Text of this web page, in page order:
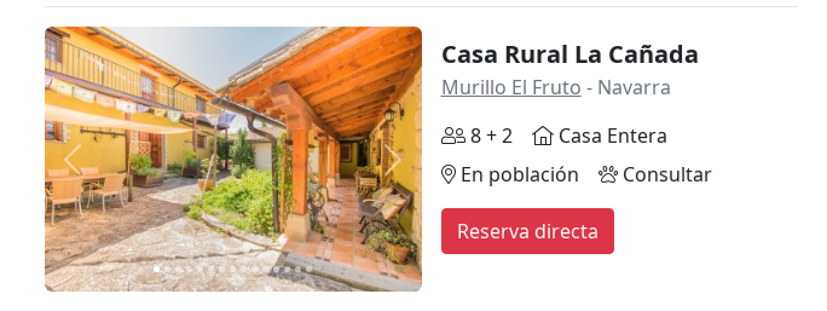
Anterior Siguiente
Casa Rural La Cañada
Murillo El Fruto - Navarra
8 + 2
Casa Entera
En población
Consultar
Reserva directa